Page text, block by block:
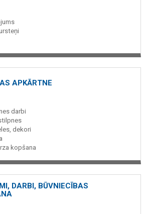
APKĀRTNE
darbi
dekori
kopšana
DARBI, BŪVNIECĪBAS